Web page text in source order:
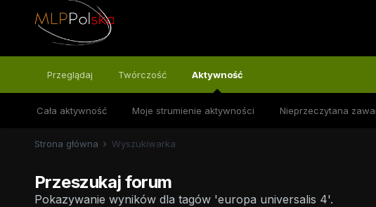
Przeglądaj Twórczość Aktywność
Cała aktywność Moje strumienie aktywności Nieprzeczytana
Strona główna Wyszukiwarka
Przeszukaj forum
Pokazywanie wyników dla tagów 'europa universalis 4'.